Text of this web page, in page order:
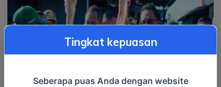
26 Mei 2026 Pemantauan Harga dan Ketersediaan Bahan
Tingkat kepuasan
Seberapa puas Anda dengan website